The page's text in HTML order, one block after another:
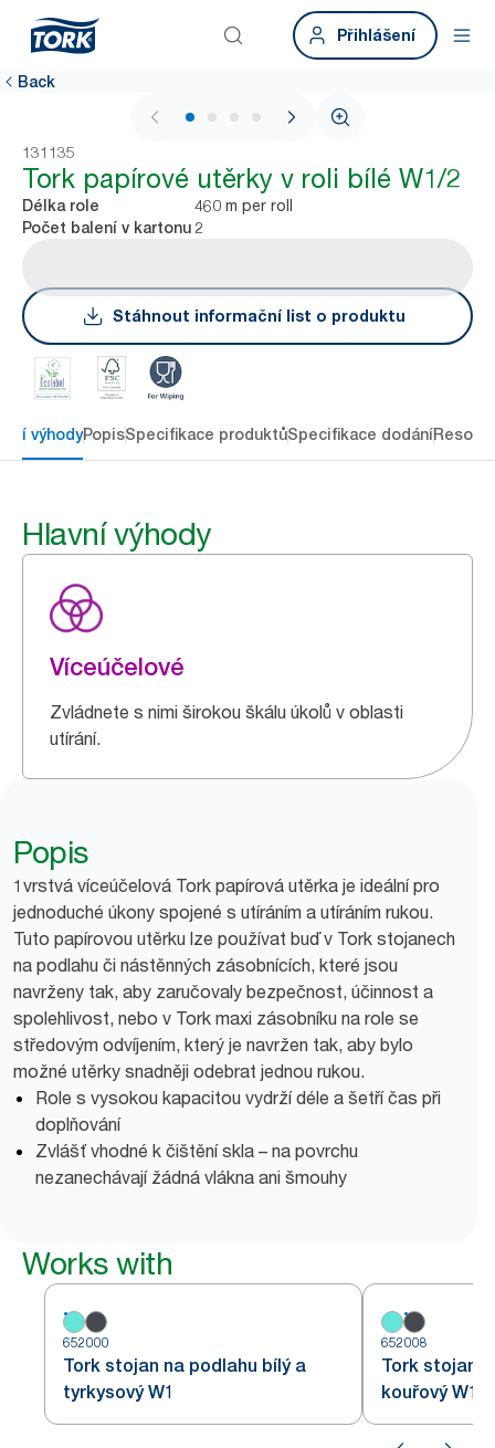
Přihlášení
Back
1 / 4
131135
Tork papírové utěrky v roli bílé W1/2
Délka role 460 m per roll
Počet balení v kartonu 2
Stáhnout informační list o produktu
výhodyPopisSpecifikace produktůSpecifikace dodání
Hlavní výhody
Víceúčelové
Zvládnete s nimi širokou škálu úkolů v oblasti
utírání.
Popis
1vrstvá víceúčelová Tork papírová utěrka je ideální pro
jednoduché úkony spojené s utíráním a utíráním rukou.
Tuto papírovou utěrku lze používat buď v Tork stojanech
na podlahu či nástěnných zásobnících, které jsou
navrženy tak, aby zaručovaly bezpečnost, účinnost a
spolehlivost, nebo v Tork maxi zásobníku na role se
středovým odvíjením, který je navržen tak, aby bylo
možné utěrky snadněji odebrat jednou rukou.
Role s vysokou kapacitou vydrží déle a šetří čas při
doplňování
Zvlášť vhodné k čištění skla – na povrchu
nezanechávají žádná vlákna ani šmouhy
Works with
652000
Tork stojan na podlahu bílý a
tyrkysový W1
652008
Tork stojan
kouřový W1